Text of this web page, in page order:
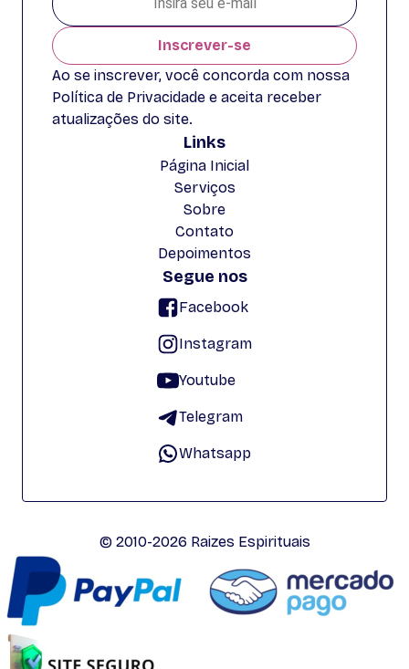
Inscrever-se
Ao se inscrever, você concorda com nossa
Política de Privacidade e aceita receber
atualizações do site.
Links
Página Inicial
Serviços
Sobre
Contato
Depoimentos
Segue nos
Facebook
Instagram
Youtube
Telegram
Whatsapp
© 2010-2026 Raizes Espirituais